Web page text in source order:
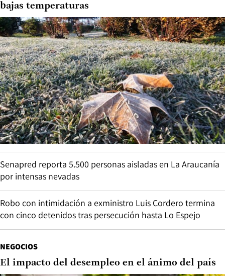
bajas temperaturas
Senapred reporta 5.500 personas aisladas en La Araucanía
por intensas nevadas
Robo con intimidación a exministro Luis Cordero termina
con cinco detenidos tras persecución hasta Lo Espejo
NEGOCIOS
El impacto del desempleo en el ánimo del país